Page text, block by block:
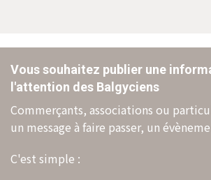
Vous souhaitez publier une
l'attention des Balgyciens
Commerçants, associations ou
un message à faire passer, un
C'est simple :